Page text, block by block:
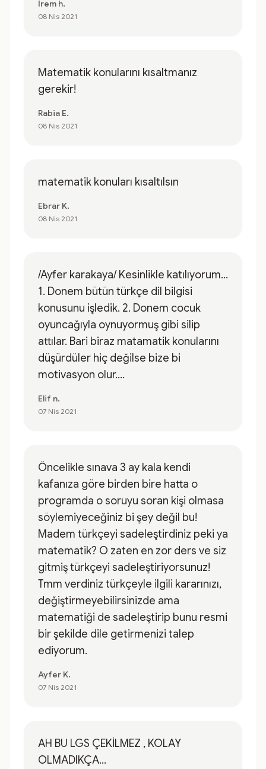
İrem h.
08 Nis 2021
Matematik konularını kısaltmanız
gerekir!
Rabia E.
08 Nis 2021
matematik konuları kısaltılsın
Ebrar K.
08 Nis 2021
/Ayfer karakaya/ Kesinlikle katılıyorum...
1. Donem bütün türkçe dil bilgisi
konusunu işledik. 2. Donem cocuk
oyuncağıyla oynuyormuş gibi silip
attılar. Bari biraz matamatik konularını
düşürdüler hiç değilse bize bi
motivasyon olur....
Elif n.
07 Nis 2021
Öncelikle sınava 3 ay kala kendi
kafanıza göre birden bire hatta o
programda o soruyu soran kişi olmasa
söylemiyeceğiniz bi şey değil bu!
Madem türkçeyi sadeleştirdiniz peki ya
matematik? O zaten en zor ders ve siz
gitmiş türkçeyi sadeleştiriyorsunuz!
Tmm verdiniz türkçeyle ilgili kararınızı,
değiştirmeyebilirsinizde ama
matematiği de sadeleştirip bunu resmi
bir şekilde dile getirmenizi talep
ediyorum.
Ayfer K.
07 Nis 2021
AH BU LGS ÇEKİLMEZ , KOLAY
OLMADIKÇA...